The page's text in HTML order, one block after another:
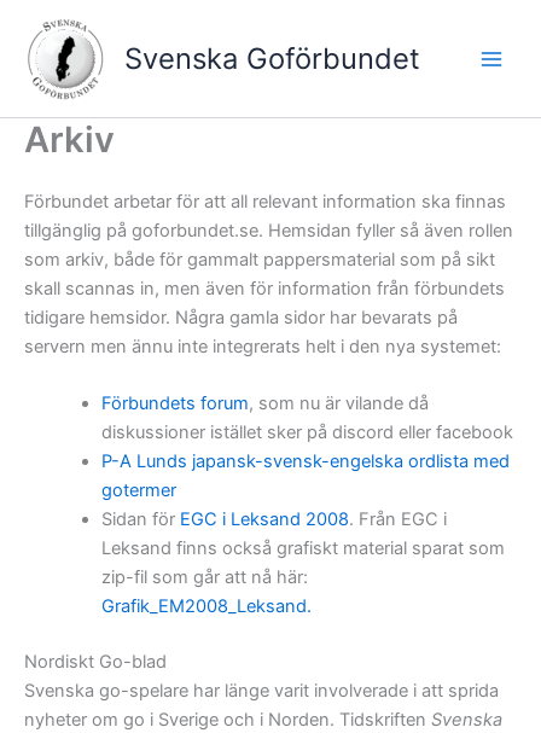
innehåll
Svenska Goförbundet
Arkiv
Förbundet arbetar för att all relevant information ska finnas
tillgänglig på goforbundet.se. Hemsidan fyller så även rollen
som arkiv, både för gammalt pappersmaterial som på sikt
skall scannas in, men även för information från förbundets
tidigare hemsidor. Några gamla sidor har bevarats på
servern men ännu inte integrerats helt i den nya systemet:
Förbundets forum, som nu är vilande då
diskussioner istället sker på discord eller facebook
P-A Lunds japansk-svensk-engelska ordlista med
gotermer
Sidan för EGC i Leksand 2008. Från EGC i
Leksand finns också grafiskt material sparat som
zip-fil som går att nå här:
Grafik_EM2008_Leksand.
Nordiskt Go-blad
Svenska go-spelare har länge varit involverade i att sprida
nyheter om go i Sverige och i Norden. Tidskriften Svenska